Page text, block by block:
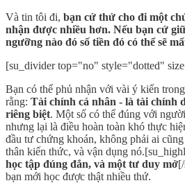
Và tin tôi đi, bạn cứ thử cho đi một
nhận được nhiều hơn. Nếu bạn cứ
ngưỡng nào đó số tiền đó có thể sẽ
[su_divider top="no" style="dotted"
Bạn có thể phủ nhận với vài ý kiến
rằng: Tài chính cá nhân - là tài chính
riêng biệt. Một số có thể đúng với
nhưng lại là điều hoàn toàn khó thực
đầu tư chứng khoán, không phải ai
thân kiến thức, và vận dụng
học tập đúng đắn, và một tư duy mở
bạn mới học được thật nhiều thứ.